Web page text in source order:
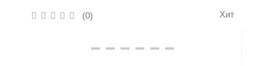
(0) Хит
Нашли дешевле?